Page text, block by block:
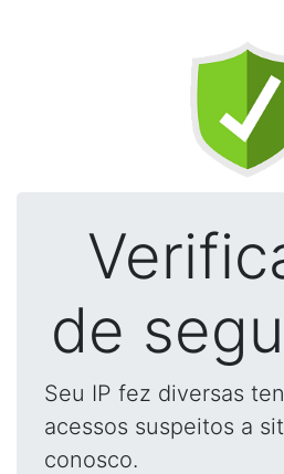
de
Seu IP fez diversas
acessos suspeitos a
conosco.